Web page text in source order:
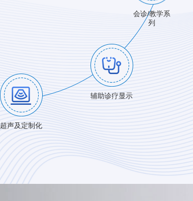
会诊/教学系
列
辅助诊疗显示
超声及定制化